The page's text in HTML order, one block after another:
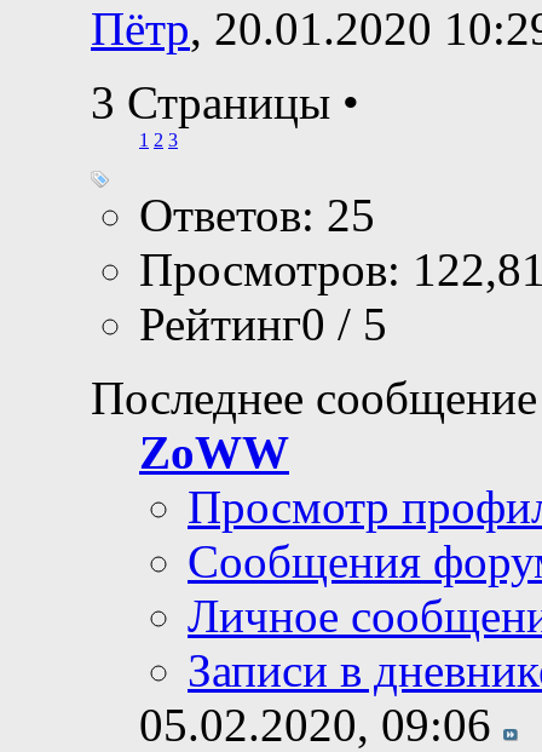
Пётр, 20.01.2020
3 Страницы •
1 2 3
Ответов: 25
Просмотров:
Рейтинг0 / 5
Последнее
ZoWW
Просмотр
Сообщения
Личное
Записи в
05.02.2020, 09:06